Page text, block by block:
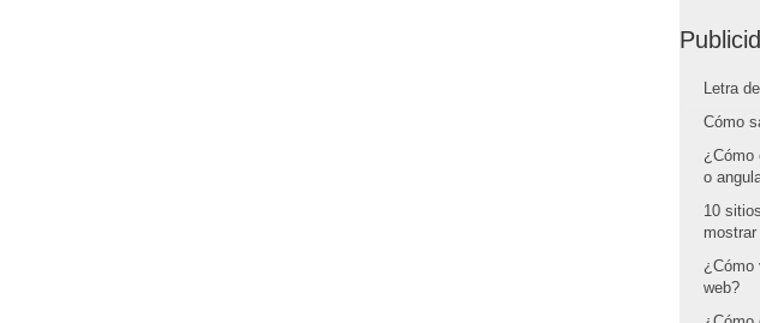
Letra
Cómo
¿Cómo
o
10
¿Cómo
web?